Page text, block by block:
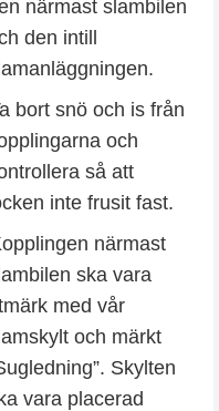
närmast slambilen
den intill
bort snö och is från
och
så att
inte frusit fast.
närmast
ska vara
med vår
och märkt
Skylten
vara placerad